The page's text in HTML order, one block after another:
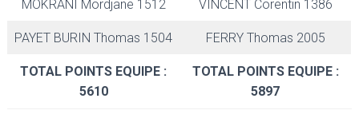
MOKRANI Mordjane 1512 VINCENT Corentin 1386
PAYET BURIN Thomas 1504 FERRY Thomas 2005
TOTAL POINTS EQUIPE :
5610
TOTAL POINTS EQUIPE :
5897